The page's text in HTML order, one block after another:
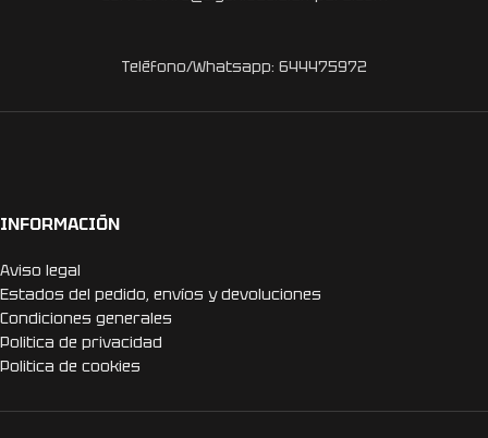
Teléfono/Whatsapp: 644475972
INFORMACIÓN
Aviso legal
Estados del pedido, envíos y devoluciones
Condiciones generales
Politica de privacidad
Politica de cookies